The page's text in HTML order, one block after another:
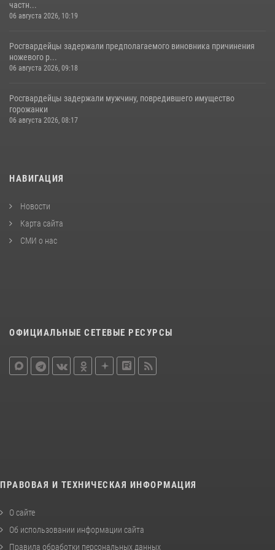
частн...
06 августа 2026, 10:19
Росгвардейцы задержали предполагаемого виновника причинения
ножевого р...
06 августа 2026, 09:18
Росгвардейцы задержали мужчину, повредившего имущество
горожанки
06 августа 2026, 08:17
НАВИГАЦИЯ
Новости
Карта сайта
СМИ о нас
ОФИЦИАЛЬНЫЕ СЕТЕВЫЕ РЕСУРСЫ
ПРАВОВАЯ И ТЕХНИЧЕСКАЯ ИНФОРМАЦИЯ
О сайте
Об использовании информации сайта
Правила обработки персональных данных